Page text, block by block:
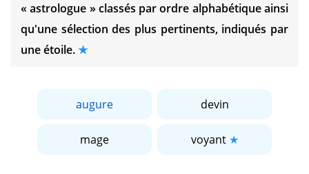
« astrologue »classés par ordre alphabétique ainsi
qu'une sélection des plus pertinents, indiqués par
une étoile.
augure devin
mage voyant